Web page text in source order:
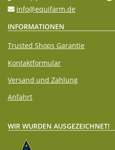
info@equifarm.de
INFORMATIONEN
Trusted Shops Garantie
Kontaktformular
Versand und Zahlung
Anfahrt
WIR WURDEN AUSGEZEICHNET!